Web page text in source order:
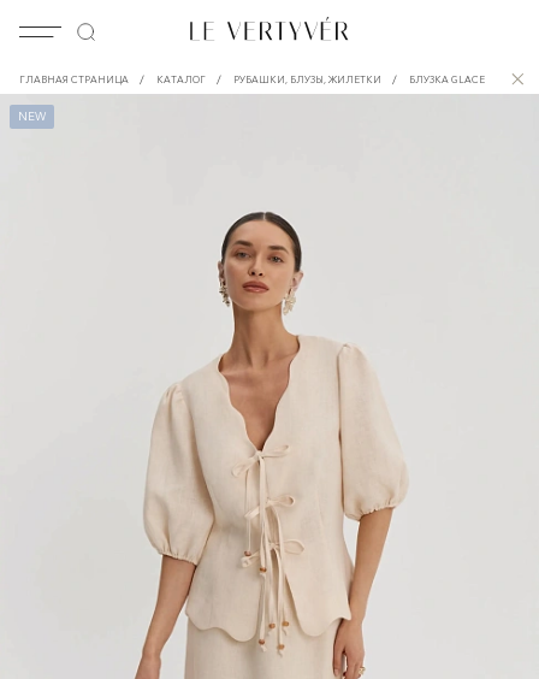
ГЛАВНАЯ СТРАНИЦА / КАТАЛОГ / РУБАШКИ, БЛУЗЫ, ЖИЛЕТКИ / БЛУЗКА GLACE
NEW